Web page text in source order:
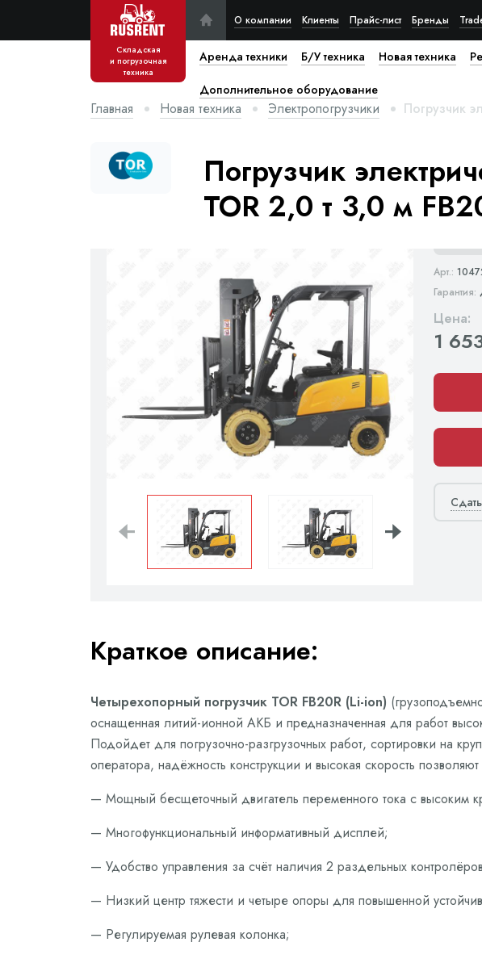
Складская
и погрузочная
техника
О компании Клиенты Прайс-лист Бренды
Аренда техники Б/У техника Новая техника
Дополнительное оборудование
Главная Новая техника Электропогрузчики Погрузчик
Погрузчик
TOR 2,0 т 3,0 м
Арт.:
Гарантия:
Цена:
1
Краткое описание:
Четырехопорный погрузчик TOR FB20R (Li-ion)
оснащенная литий-ионной АКБ и предназначенная для работ
Подойдет для погрузочно-разгрузочных работ, сортировки на
оператора, надёжность конструкции и высокая скорость
— Мощный бесщеточный двигатель переменного тока с высоким
— Многофункциональный информативный дисплей;
— Удобство управления за счёт наличия 2 раздельных
— Низкий центр тяжести и четыре опоры для повышенной
— Регулируемая рулевая колонка;